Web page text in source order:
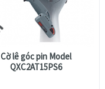
Cờ lê góc pin Model
QXC2AT15PS6